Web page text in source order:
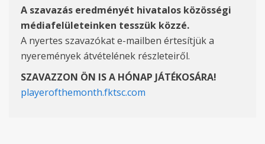
A szavazás eredményét hivatalos közösségi
médiafelületeinken tesszük közzé.
A nyertes szavazókat e-mailben értesítjük a
nyeremények átvételének részleteiről.
SZAVAZZON ÖN IS A HÓNAP JÁTÉKOSÁRA!
playerofthemonth.fktsc.com